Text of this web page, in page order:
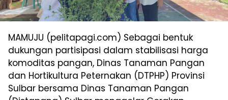
MAMUJU (pelitapagi.com) Sebagai bentuk
dukungan partisipasi dalam stabilisasi harga
komoditas pangan, Dinas Tanaman Pangan
dan Hortikultura Peternakan (DTPHP) Provinsi
Sulbar bersama Dinas Tanaman Pangan